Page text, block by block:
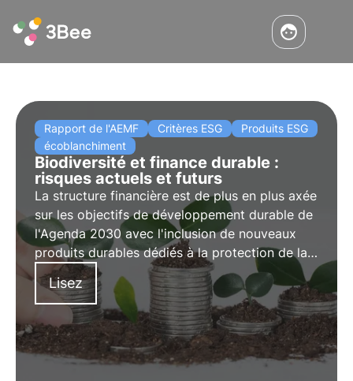
Rapport de l'AEMF Critères ESG
Produits ESG
écoblanchiment
Biodiversité et finance durable :
risques actuels et futurs
La structure financière est de plus en plus axée
sur les objectifs de développement durable de
l'Agenda 2030 avec l'inclusion de nouveaux
produits durables dédiés à la protection de la
biodiversité. Le rapport de l'ESMA souligne
l'importance des rapports d'évaluation pour
éviter le risque d'écoblanchiment.
Lisez